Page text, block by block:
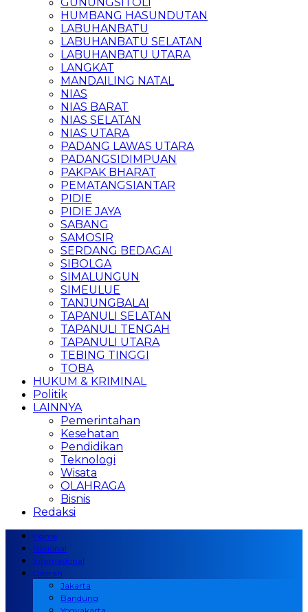
HUMBANG HASUNDUTAN
LABUHANBATU
LABUHANBATU SELATAN
LABUHANBATU UTARA
LANGKAT
MANDAILING NATAL
NIAS
NIAS BARAT
NIAS SELATAN
NIAS UTARA
PADANG LAWAS UTARA
PADANGSIDIMPUAN
PAKPAK BHARAT
PEMATANGSIANTAR
PIDIE
PIDIE JAYA
SABANG
SAMOSIR
SERDANG BEDAGAI
SIBOLGA
SIMALUNGUN
SIMEULUE
TANJUNGBALAI
TAPANULI SELATAN
TAPANULI TENGAH
TAPANULI UTARA
TEBING TINGGI
TOBA
HUKUM & KRIMINAL
Politik
LAINNYA
Pemerintahan
Kesehatan
Pendidikan
Teknologi
Wisata
OLAHRAGA
Bisnis
Redaksi
Home
Nasional
Internasional
Daerah
Jakarta
Bandung